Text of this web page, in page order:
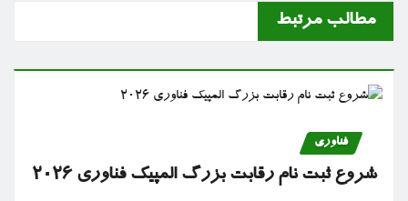
مطالب مرتبط
فناوری
شروع ثبت نام رقابت بزرگ المپیک فناوری ۲۰۲۶